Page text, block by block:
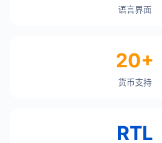
语言界面
20+
货币支持
RTL